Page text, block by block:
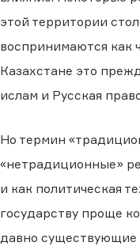
этой территории
воспринимаются как
Казахстане это
ислам и Русская
Но термин
«нетрадиционные»
и как политическая
государству проще
давно существующие